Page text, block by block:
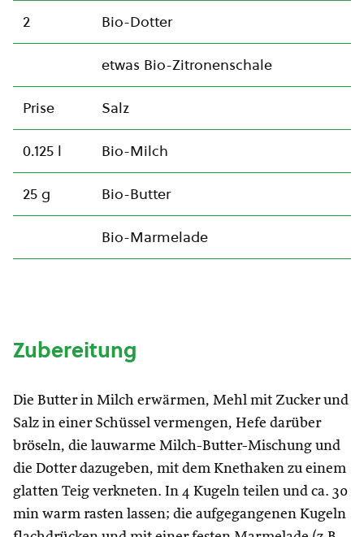
2 Bio-Dotter
etwas Bio-Zitronenschale
Prise Salz
0.125 l Bio-Milch
25 g Bio-Butter
Bio-Marmelade
Zubereitung
Die Butter in Milch erwärmen, Mehl mit Zucker und
Salz in einer Schüssel vermengen, Hefe darüber
bröseln, die lauwarme Milch-Butter-Mischung und
die Dotter dazugeben, mit dem Knethaken zu einem
glatten Teig verkneten. In 4 Kugeln teilen und ca. 30
min warm rasten lassen; die aufgegangenen Kugeln